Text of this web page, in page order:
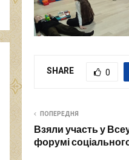
SHARE 0
ПОПЕРЕДНЯ
Взяли участь у
форумі